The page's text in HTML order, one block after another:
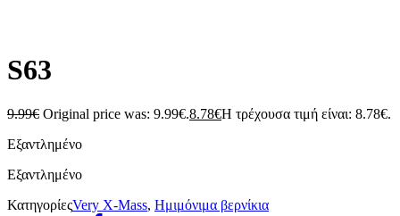
S63
9.99€ Original price was: 9.99€.8.78€Η τρέχουσα τιμή είναι: 8.78€.
Εξαντλημένο
Εξαντλημένο
ΚατηγορίεςVery X-Mass, Ημιμόνιμα βερνίκια